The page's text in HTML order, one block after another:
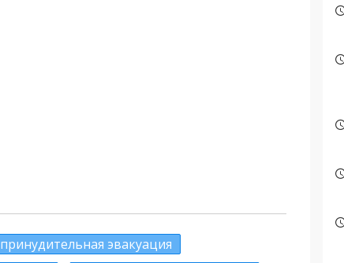
принудительная эвакуация